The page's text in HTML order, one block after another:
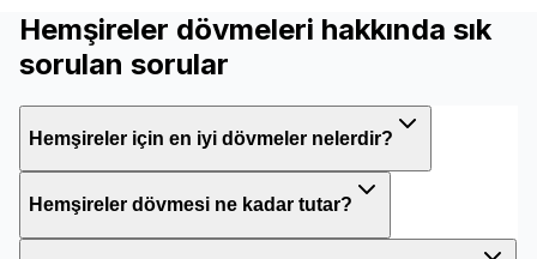
Hemşireler dövmeleri hakkında sık
sorulan sorular
Hemşireler için en iyi dövmeler nelerdir?
Hemşireler dövmesi ne kadar tutar?